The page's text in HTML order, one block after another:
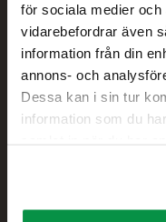
för sociala medier
vidarebefordrar även
information från din
annons- och
Dessa kan i sin tur
information som du
inställningarna från
länken i nedre delen
Hampus Sjögren
Försäljningschef
+46 738 414 026
Tekniskt kundstöd